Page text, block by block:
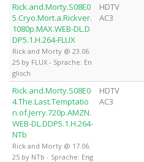
Rick.and.Morty.S08E0
5.Cryo.Mort.a.Rickver.
1080p.MAX.WEB-DL.D
DP5.1.H.264-FLUX
Rick and Morty @ 23.06.
25 by FLUX - Sprache: En
glisch
HDTV
AC3
Rick.and.Morty.S08E0
4.The.Last.Temptatio
n.of.Jerry.720p.AMZN.
WEB-DL.DDP5.1.H.264-
NTb
Rick and Morty @ 17.06.
25 by NTb - Sprache: Eng
HDTV
AC3